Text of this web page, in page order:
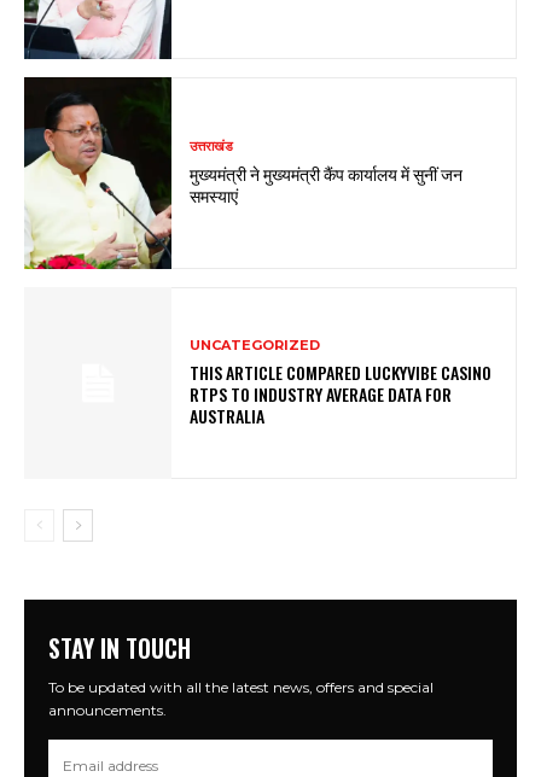
उत्तराखंड
मुख्यमंत्री ने मुख्यमंत्री कैंप कार्यालय में सुनीं जन
समस्याएं
UNCATEGORIZED
THIS ARTICLE COMPARED LUCKYVIBE CASINO
RTPS TO INDUSTRY AVERAGE DATA FOR
AUSTRALIA
STAY IN TOUCH
To be updated with all the latest news, offers and special
announcements.